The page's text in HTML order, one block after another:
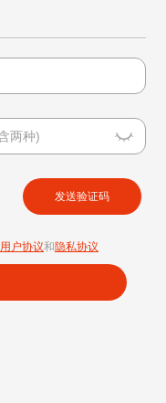
发送验证码
用户协议和隐私协议